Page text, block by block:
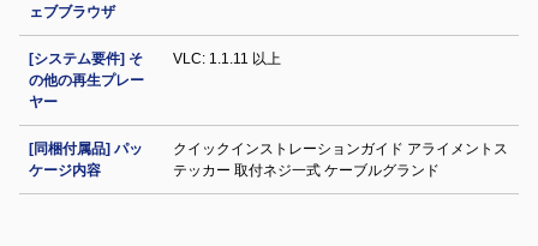
ェブブラウザ
[システム要件] そ
の他の再生プレー
ヤー
VLC: 1.1.11 以上
[同梱付属品] パッ
ケージ内容
クイックインストレーションガイド アライメントス
テッカー 取付ネジ一式 ケーブルグランド